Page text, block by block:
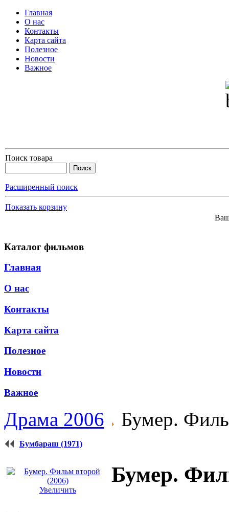
Главная
О нас
Контакты
Карта сайта
Полезное
Новости
Важное
Поиск товара
Расширенный поиск
Показать корзину
Каталог фильмов
Главная
О нас
Контакты
Карта сайта
Полезное
Новости
Важное
Драма 2006 Бумер.
Бумбараш (1971)
Увеличить
Бумер.